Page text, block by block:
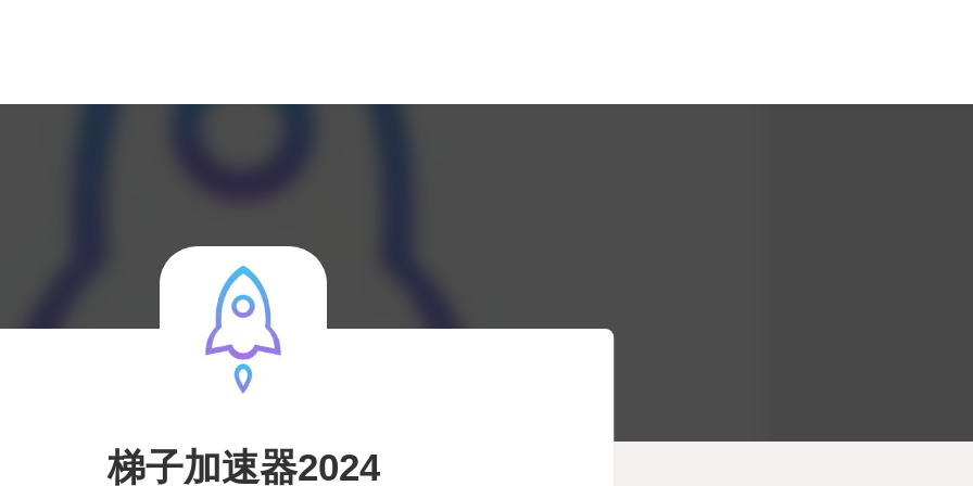
梯子加速器2024